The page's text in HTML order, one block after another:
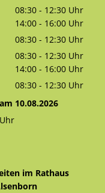
Von 14:00 bis 18:00 Uhr
08:30 - 12:30 Uhr
Von 08:30 bis 12:30 Uhr
14:00 - 16:00 Uhr
Von 14:00 bis 16:00 Uhr
08:30 - 12:30 Uhr
Von 08:30 bis 12:30 Uhr
08:30 - 12:30 Uhr
Von 08:30 bis 12:30 Uhr
14:00 - 16:00 Uhr
Von 14:00 bis 16:00 Uhr
08:30 - 12:30 Uhr
Von 08:30 bis 12:30 Uhr
10.08.2026
Uhr
im Rathaus